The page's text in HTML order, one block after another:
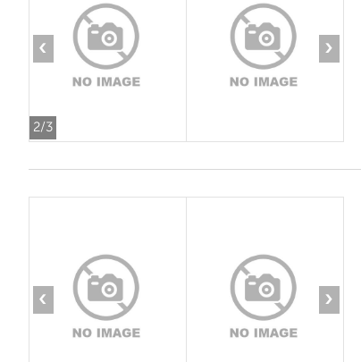
2/3
‹ ›
‹ ›